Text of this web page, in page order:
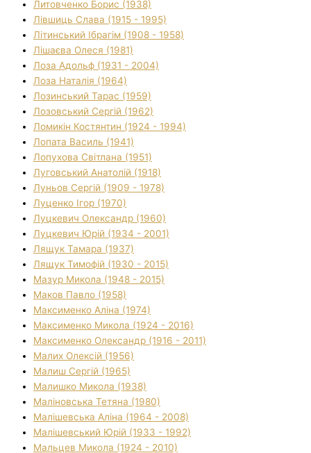
Литовченко Борис (1938)
Лівшиць Слава (1915 - 1995)
Літинський Ібрагім (1908 - 1958)
Лішаєва Олеся (1981)
Лоза Адольф (1931 - 2004)
Лоза Наталія (1964)
Лозинський Тарас (1959)
Лозовський Сергій (1962)
Ломикін Костянтин (1924 - 1994)
Лопата Василь (1941)
Лопухова Світлана (1951)
Луговський Анатолій (1918)
Луньов Сергій (1909 - 1978)
Луценко Ігор (1970)
Луцкевич Олександр (1960)
Луцкевич Юрій (1934 - 2001)
Лящук Тамара (1937)
Лящук Тимофій (1930 - 2015)
Мазур Микола (1948 - 2015)
Маков Павло (1958)
Максименко Аліна (1974)
Максименко Микола (1924 - 2016)
Максименко Олександр (1916 - 2011)
Малих Олексій (1956)
Малиш Сергій (1965)
Малишко Микола (1938)
Маліновська Тетяна (1980)
Малішевська Аліна (1964 - 2008)
Малішевський Юрій (1933 - 1992)
Мальцев Микола (1924 - 2010)